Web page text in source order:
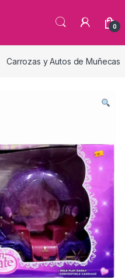
0
Carrozas y Autos de Muñecas